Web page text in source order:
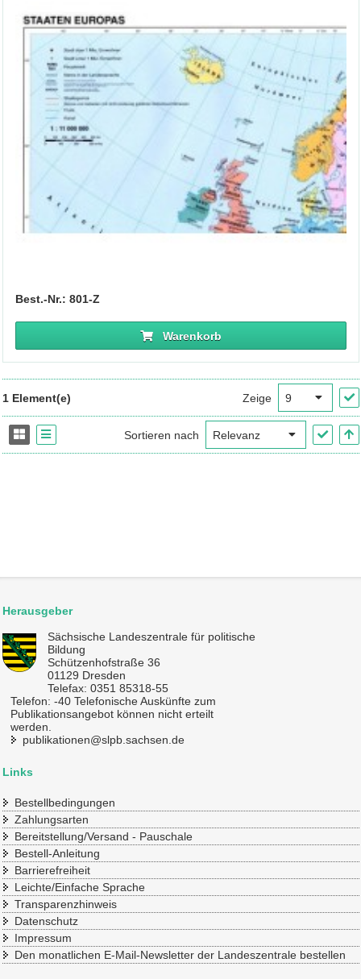
Best.-Nr.: 801-Z
Warenkorb
1 Element(e) Zeige
Sortieren nach
Herausgeber
Sächsische Landeszentrale für politische
Bildung
Schützenhofstraße 36
01129 Dresden
Telefax: 0351 85318-55
Telefon: -40 Telefonische Auskünfte zum
Publikationsangebot können nicht erteilt
werden.
publikationen@slpb.sachsen.de
Links
Bestellbedingungen
Zahlungsarten
Bereitstellung/Versand - Pauschale
Bestell-Anleitung
Barrierefreiheit
Leichte/Einfache Sprache
Transparenzhinweis
Datenschutz
Impressum
Den monatlichen E-Mail-Newsletter der Landeszentrale bestellen